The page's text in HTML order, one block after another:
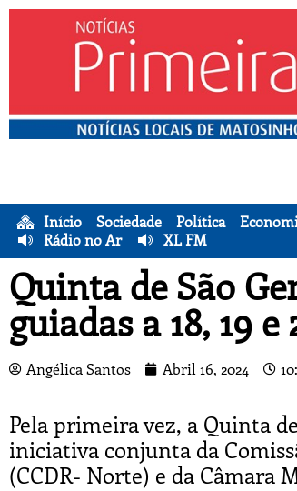
Início Sociedade Política
Rádio no Ar
XL FM
Quinta de São
guiadas a 18, 19
Angélica Santos Abril 16, 2024
Pela primeira vez, a Quinta
iniciativa conjunta da
(CCDR- Norte) e da Câmara